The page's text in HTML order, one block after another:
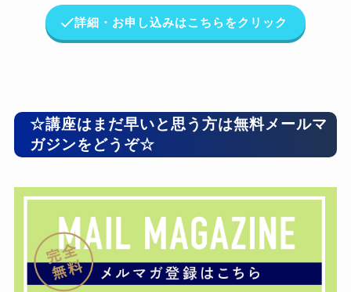
詳細・お申し込みはこちらをクリック
☆講座はまだ早いと思う方は無料メールマ
ガジンをどうぞ☆